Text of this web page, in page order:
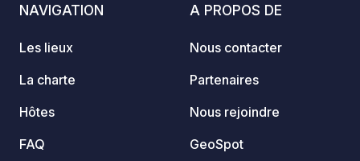
NAVIGATION
Les lieux
La charte
Hôtes
FAQ
A PROPOS DE
Nous contacter
Partenaires
Nous rejoindre
GeoSpot